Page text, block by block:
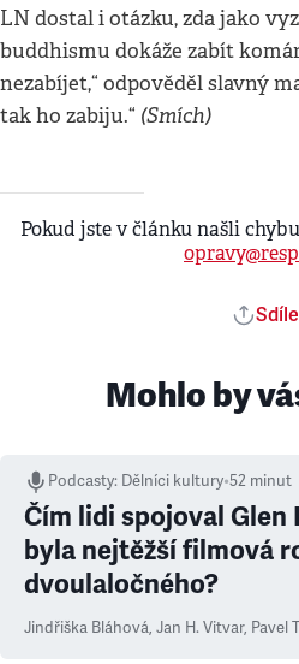
LN dostal i otázku, zda jako
buddhismu dokáže zabít
nezabíjet,“ odpověděl slavný
tak ho zabiju.“ (Smích)
Pokud jste v článku našli
Mohlo by
Podcasty: Dělníci kultury•52 minut
Čím lidi spojoval Glen
byla nejtěžší filmová
dvoulaločného?
Jindřiška Bláhová, Jan H. Vitvar, Pavel